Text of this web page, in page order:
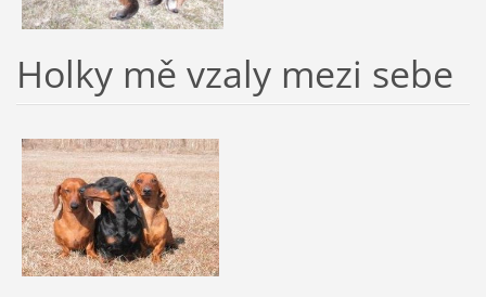
Holky mě vzaly mezi sebe